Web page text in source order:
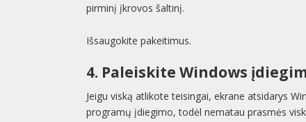
pirminį įkrovos šaltinį.
Išsaugokite pakeitimus.
4. Paleiskite Windows
Jeigu viską atlikote teisingai, ekrane atsidarys
programų įdiegimo, todėl nematau prasmės